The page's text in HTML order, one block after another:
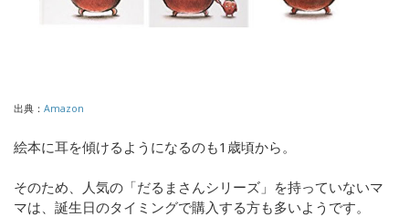
出典： Amazon
絵本に耳を傾けるようになるのも1歳頃から。
そのため、人気の「だるまさんシリーズ」を持っていないマ
マは、誕生日のタイミングで購入する方も多いようです。